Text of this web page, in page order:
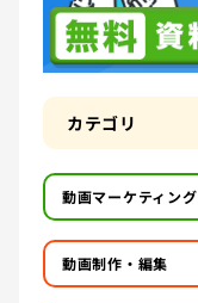
カテゴリ
動画マーケティング
動画制作・編集